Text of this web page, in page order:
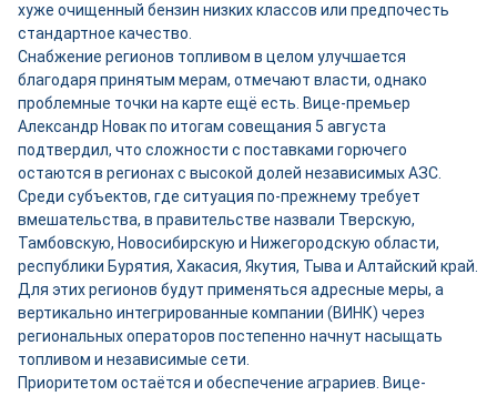
хуже очищенный бензин низких классов или предпочесть
стандартное качество.
Снабжение регионов топливом в целом улучшается
благодаря принятым мерам, отмечают власти, однако
проблемные точки на карте ещё есть. Вице-премьер
Александр Новак по итогам совещания 5 августа
подтвердил, что сложности с поставками горючего
остаются в регионах с высокой долей независимых АЗС.
Среди субъектов, где ситуация по-прежнему требует
вмешательства, в правительстве назвали Тверскую,
Тамбовскую, Новосибирскую и Нижегородскую области,
республики Бурятия, Хакасия, Якутия, Тыва и Алтайский край.
Для этих регионов будут применяться адресные меры, а
вертикально интегрированные компании (ВИНК) через
региональных операторов постепенно начнут насыщать
топливом и независимые сети.
Приоритетом остаётся и обеспечение аграриев. Вице-